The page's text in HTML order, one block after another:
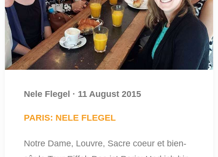
Nele Flegel · 11 August 2015
PARIS: NELE FLEGEL
Notre Dame, Louvre, Sacre coeur et bien-